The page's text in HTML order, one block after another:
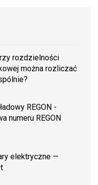
rozdzielności
można rozliczać
REGON -
numeru REGON
elektryczne —